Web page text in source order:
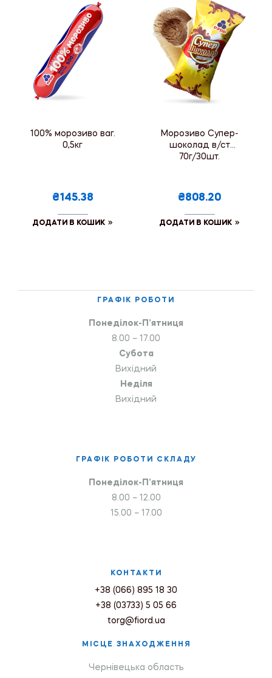
100% морозиво ваг.
0,5кг
₴145.38
ДОДАТИ В КОШИК
Морозиво Супер-
шоколад в/ст
70г/30шт.
₴808.20
ДОДАТИ В КОШИК
ГРАФІК РОБОТИ
Понеділок-П’ятниця
8.00 – 17.00
Субота
Вихідний
Неділя
Вихідний
ГРАФІК РОБОТИ СКЛАДУ
Понеділок-П’ятниця
8.00 – 12.00
15.00 – 17.00
КОНТАКТИ
+38 (066) 895 18 30
+38 (03733) 5 05 66
torg@fiord.ua
МІСЦЕ ЗНАХОДЖЕННЯ
Чернівецька область